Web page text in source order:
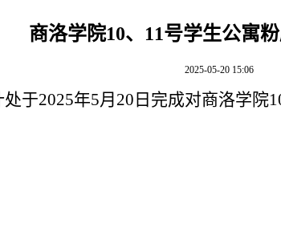
商洛学院10、11号学生公寓
2025-05-20 15:06
于2025年5月20日完成对商洛学院